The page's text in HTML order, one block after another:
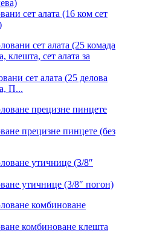
сет алата (16 ком сет
сет алата (25 делова
П...
прецизне пинцете (без
утичнице (3/8″ погон)
комбиноване клешта